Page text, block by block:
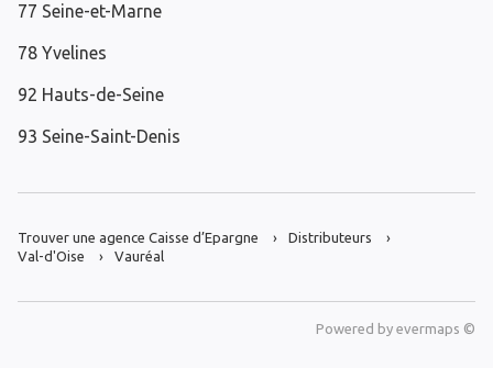
77 Seine-et-Marne
78 Yvelines
92 Hauts-de-Seine
93 Seine-Saint-Denis
Trouver une agence Caisse d’Epargne
Distributeurs
Val-d'Oise
Vauréal
Powered by evermaps ©